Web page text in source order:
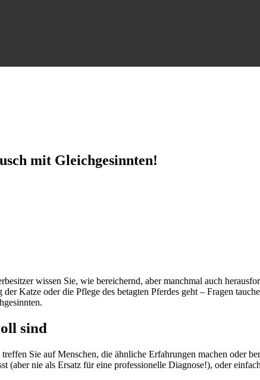
mit Gleichgesinnten!
wissen Sie, wie bereichernd, aber manchmal auch
Katze oder die Pflege des betagten Pferdes geht – Fragen
sind
Sie auf Menschen, die ähnliche Erfahrungen machen oder
(aber nie als Ersatz für eine professionelle Diagnose!), oder